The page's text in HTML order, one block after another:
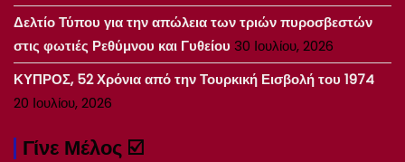
Δελτίο Τύπου για την απώλεια των τριών πυροσβεστών
στις φωτιές Ρεθύμνου και Γυθείου 30 Ιουλίου, 2026
ΚΥΠΡΟΣ, 52 Χρόνια από την Τουρκική Εισβολή του 1974
20 Ιουλίου, 2026
Γίνε Μέλος ☑️